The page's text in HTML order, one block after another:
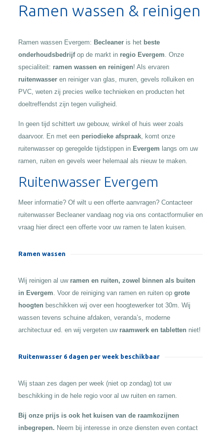
Ramen wassen & reinigen
Ramen wassen Evergem: Becleaneris het beste
onderhoudsbedrijfop de markt in regio Evergem. Onze
specialiteit: ramen wassen en reinigen! Als ervaren
ruitenwasseren reiniger van glas, muren, gevels rolluiken en
PVC, weten zij precies welke technieken en producten het
doeltreffendst zijn tegen vuiligheid.
In geen tijd schittert uw gebouw, winkel of huis weer zoals
daarvoor. En met een periodieke afspraak, komt onze
ruitenwasser op geregelde tijdstippen in Evergem langs om uw
ramen, ruiten en gevels weer helemaal als nieuw te maken.
Ruitenwasser Evergem
Meer informatie? Of wilt u een offerte aanvragen? Contacteer
ruitenwasser Becleaner vandaag nog via ons contactformulier en
vraag hier direct een offerte voor uw ramen te laten kuisen.
Ramen wassen
Wij reinigen al uw ramen en ruiten, zowel binnen als buiten
in Evergem. Voor de reiniging van ramen en ruiten op grote
hoogten beschikken wij over een hoogtewerker tot 30m. Wij
wassen tevens schuine afdaken, veranda’s, moderne
architectuur ed. en wij vergeten uw raamwerk en tabletten niet!
Ruitenwasser 6 dagen per week beschikbaar
Wij staan zes dagen per week (niet op zondag) tot uw
beschikking in de hele regio voor al uw ruiten en ramen.
Bij onze prijs is ook het kuisen van de raamkozijnen
inbegrepen. Neem bij interesse in onze diensten even contact